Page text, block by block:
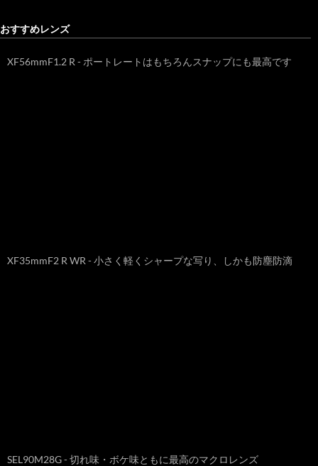
おすすめレンズ
XF56mmF1.2 R - ポートレートはもちろんスナップにも最高です
XF35mmF2 R WR - 小さく軽くシャープな写り、しかも防塵防滴
SEL90M28G - 切れ味・ボケ味ともに最高のマクロレンズ